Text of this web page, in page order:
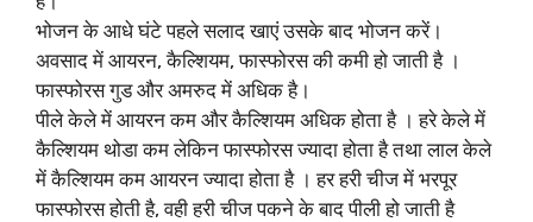
भोजन के आधे घंटे पहले सलाद खाएं उसके बाद भोजन करें।
अवसाद में आयरन, कैल्शियम, फास्फोरस की कमी हो जाती है ।
फास्फोरस गुड और अमरुद में अधिक है।
पीले केले में आयरन कम और कैल्शियम अधिक होता है । हरे केले में
कैल्शियम थोडा कम लेकिन फास्फोरस ज्यादा होता है तथा लाल केले
में कैल्शियम कम आयरन ज्यादा होता है । हर हरी चीज में भरपूर
फास्फोरस होती है, वही हरी चीज पकने के बाद पीली हो जाती है